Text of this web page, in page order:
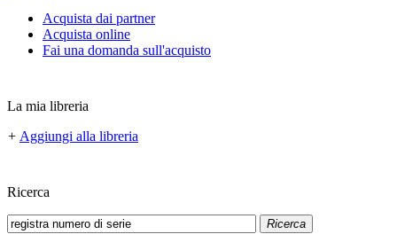
Acquista dai partner
Acquista online
Fai una domanda sull'acquisto
La mia libreria
+ Aggiungi alla libreria
Ricerca
Ricerca